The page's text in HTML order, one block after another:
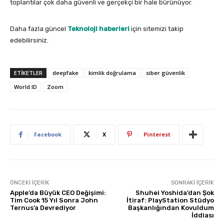
toplantılar çok daha güvenli ve gerçekçi bir hale bürünüyor.
Daha fazla güncel Teknoloji haberleri için sitemizi takip
edebilirsiniz.
ETIKETLER deepfake kimlik doğrulama
siber güvenlik
World ID
Zoom
Facebook X Pinterest
ÖNCEKI İÇERIK
Apple’da Büyük CEO Değişimi:
Tim Cook 15 Yıl Sonra John
Ternus’a Devrediyor
SONRAKI İÇERIK
Shuhei Yoshida’dan Şok
İtiraf: PlayStation Stüdyo
Başkanlığından Kovuldum
İddiası